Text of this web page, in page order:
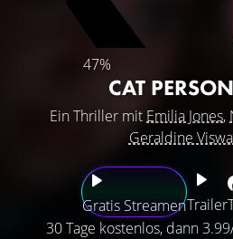
47%
CAT PERSON
Ein Thriller mit Emilia Jones,
Geraldine
Gratis StreamenTrailer
30 Tage kostenlos, dann